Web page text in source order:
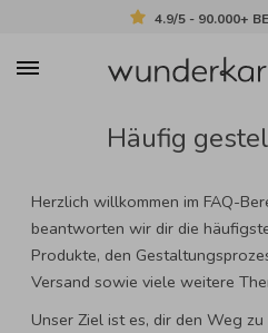
4.9/5 - 90.000+
Häufig
Herzlich willkommen im FAQ-
beantworten wir dir die
Produkte, den
Versand sowie viele weitere
Unser Ziel ist es, dir den Weg